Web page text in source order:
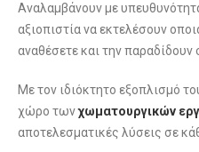
Αναλαμβάνουν με
αξιοπιστία να εκτελέσουν
αναθέσετε και την παραδίδουν
Με τον ιδιόκτητο εξοπλισμό
χώρο τωνχωματουργικών
αποτελεσματικές λύσεις σε